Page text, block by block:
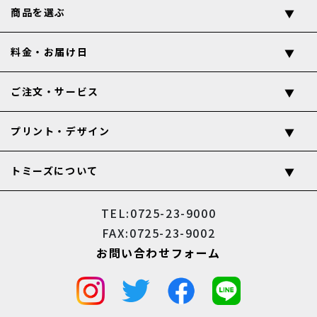
商品を選ぶ
料金・お届け日
ご注文・サービス
プリント・デザイン
トミーズについて
TEL:0725-23-9000
FAX:0725-23-9002
お問い合わせフォーム